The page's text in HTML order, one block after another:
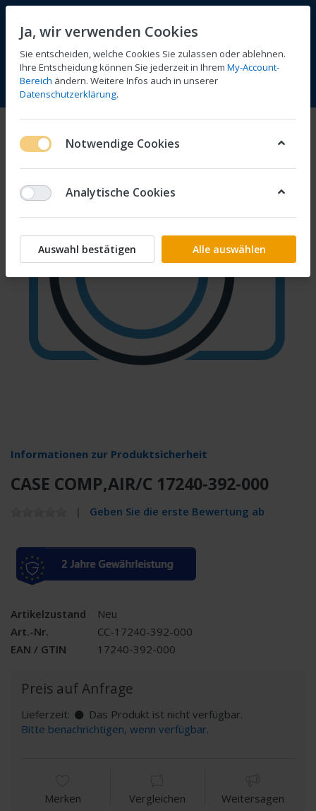
Menü Anmelden Vergleichen Wunschliste
Informationen zur Produktsicherheit
CASE COMP,AIR/C 17240-392-000
Geben Sie die erste Bewertung ab
Artikelzustand
Neu
Art.-Nr.
CC-17240-392-000
EAN / GTIN
17240-392-000
Preis auf Anfrage
Lieferzeit:
Das Produkt ist nicht verfügbar.
Bitte benachrichtigen, wenn verfügbar.
Merken Vergleichen Weitersagen
Ja, wir verwenden Cookies
Sie entscheiden, welche Cookies Sie zulassen oder ablehnen.
Ihre Entscheidung können Sie jederzeit in Ihrem My-Account-
Bereich ändern. Weitere Infos auch in unserer
Datenschutzerklärung.
Notwendige Cookies
Analytische Cookies
Auswahl bestätigen Alle auswählen